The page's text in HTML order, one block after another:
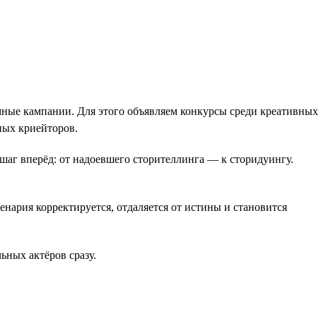
кампании. Для этого объявляем конкурсы среди креативных
криейторов.
вперёд: от надоевшего сторителлинга — к сторидуингу.
корректируется, отдаляется от истины и становится
актёров сразу.